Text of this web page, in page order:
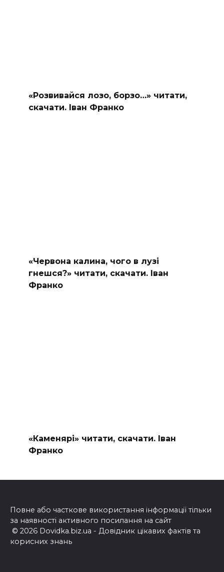
«Розвивайся лозо, борзо…» читати,
скачати. Іван Франко
«Червона калина, чого в лузі
гнешся?» читати, скачати. Іван
Франко
«Каменярі» читати, скачати. Іван
Франко
Повне або часткове використання інформації тільки
за наявності активного посилання на сайт
© 2026 Dovidka.biz.ua - Довідник цікавих фактів та
корисних знань